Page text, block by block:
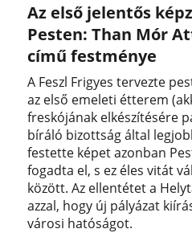
Az első jelentős
Pesten: Than Mór
című festménye
A Feszl Frigyes tervezte
az első emeleti étterem
freskójának elkészítésére
bíráló bizottság által
festette képet azonban
fogadta el, s ez éles vitát
között. Az ellentétet a
azzal, hogy új pályázat
városi hatóságot.